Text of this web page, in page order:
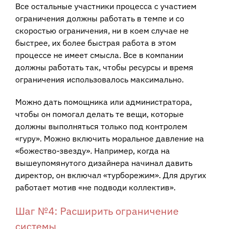
Все остальные участники процесса с участием
ограничения должны работать в темпе и со
скоростью ограничения, ни в коем случае не
быстрее, их более быстрая работа в этом
процессе не имеет смысла. Все в компании
должны работать так, чтобы ресурсы и время
ограничения использовалось максимально.
Можно дать помощника или администратора,
чтобы он помогал делать те вещи, которые
должны выполняться только под контролем
«гуру». Можно включить моральное давление на
«божество-звезду». Например, когда на
вышеупомянутого дизайнера начинал давить
директор, он включал «турборежим». Для других
работает мотив «не подводи коллектив».
Шаг №4: Расширить ограничение
системы